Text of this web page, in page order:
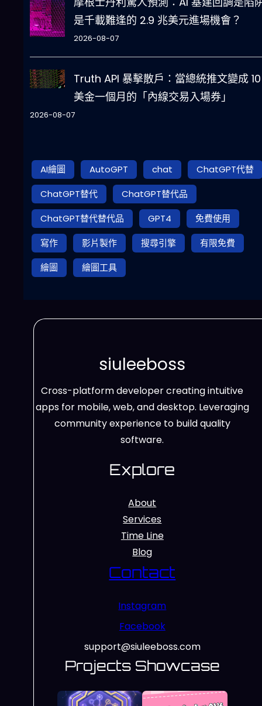
是千載難逢的 2.9 兆美元進場機會？
2026-08-07
Truth API 暴擊散戶：當總統推文變成
美金一個月的「內線交易入場券」
2026-08-07
AI繪圖 AutoGPT chat
ChatGPT代替
ChatGPT替代
ChatGPT替代品
ChatGPT替代替代品
GPT4
免費使用
寫作
影片製作 搜尋引擎
有限免費
繪圖
繪圖工具
siuleeboss
Cross-platform developer creating intuitive
apps for mobile, web, and desktop. Leveraging
community experience to build quality
software.
Explore
About
Services
Time Line
Blog
Contact
Instagram
Facebook
support@siuleeboss.com
Projects Showcase